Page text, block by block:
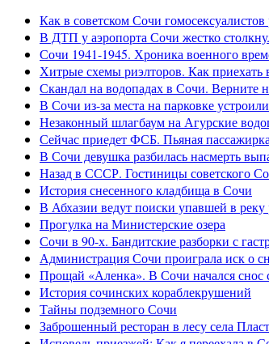
Как в советском Сочи гомосексуалистов
В ДТП у аэропорта Сочи жестко
Сочи 1941-1945. Хроника военного
Хитрые схемы риэлторов. Как приехать
Скандал на водопадах в Сочи. Верните
В Сочи из-за места на парковке
Незаконный шлагбаум на Агурские
Сейчас приедет ФСБ. Пьяная
В Сочи девушка разбилась насмерть
Назад в СССР. Гостиницы советского
История снесенного кладбища в Сочи
В Абхазии ведут поиски упавшей в реку
Прогулка на Министерские озера
Сочи в 90-х. Бандитские разборки с
Администрация Сочи проиграла иск о
Прощай «Аленка». В Сочи начался снос
История сочинских кораблекрушений
Тайны подземного Сочи
Заброшенный ресторан в лесу села